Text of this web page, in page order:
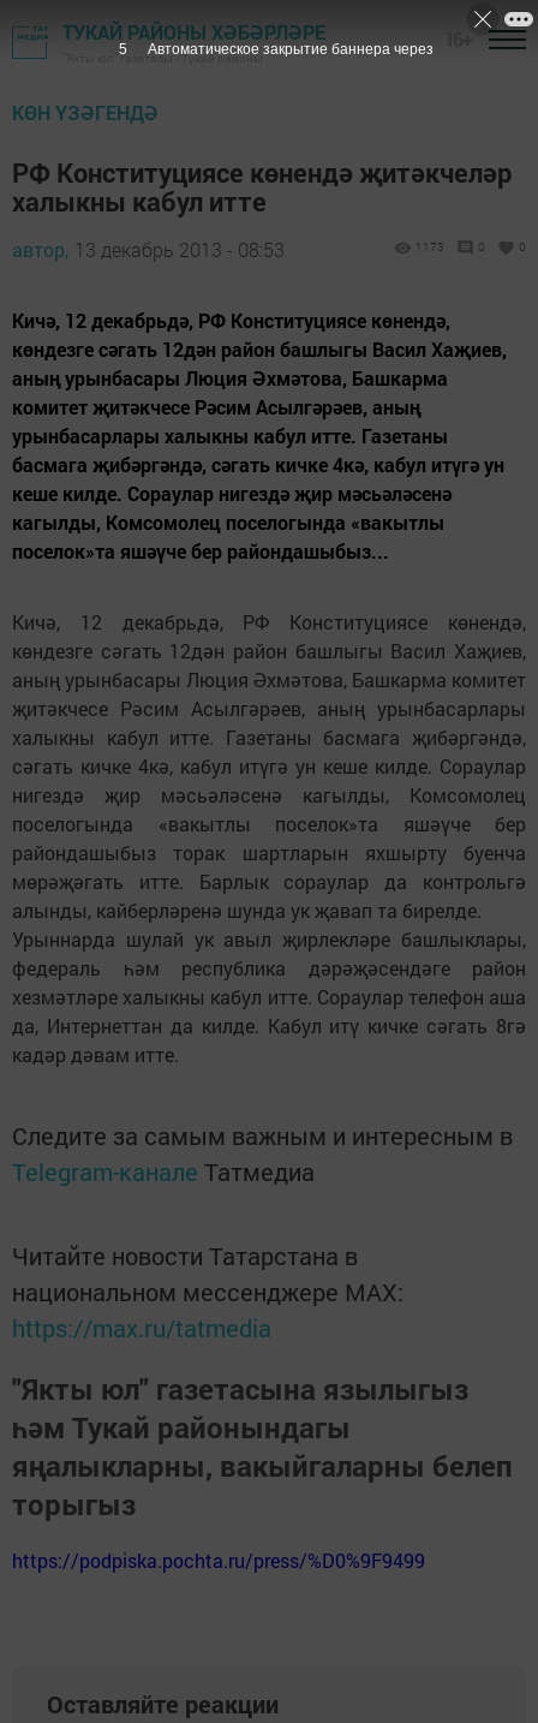
ТУКАЙ РАЙОНЫ ХӘБӘРЛӘРЕ
"Якты юл" газетасы - Тукай районы
КӨН ҮЗӘГЕНДӘ
РФ Конституциясе көнендә җитәкчеләр
халыкны кабул итте
автор, 13 декабрь 2013 - 08:53 1173 0 0
Кичә, 12 декабрьдә, РФ Конституциясе көнендә,
көндезге сәгать 12дән район башлыгы Васил Хаҗиев,
аның урынбасары Люция Әхмәтова, Башкарма
комитет җитәкчесе Рәсим Асылгәрәев, аның
урынбасарлары халыкны кабул итте. Газетаны
басмага җибәргәндә, сәгать кичке 4кә, кабул итүгә ун
кеше килде. Сораулар нигездә җир мәсьәләсенә
кагылды, Комсомолец поселогында «вакытлы
поселок»та яшәүче бер райондашыбыз...
Кичә, 12 декабрьдә, РФ Конституциясе көнендә,
көндезге сәгать 12дән район башлыгы Васил Хаҗиев,
аның урынбасары Люция Әхмәтова, Башкарма комитет
җитәкчесе Рәсим Асылгәрәев, аның урынбасарлары
халыкны кабул итте. Газетаны басмага җибәргәндә,
сәгать кичке 4кә, кабул итүгә ун кеше килде. Сораулар
нигездә җир мәсьәләсенә кагылды, Комсомолец
поселогында «вакытлы поселок»та яшәүче бер
райондашыбыз торак шартларын яхшырту буенча
мөрәҗәгать итте. Барлык сораулар да контрольгә
алынды, кайберләренә шунда ук җавап та бирелде.
Урыннарда шулай ук авыл җирлекләре башлыклары,
федераль һәм республика дәрәҗәсендәге район
хезмәтләре халыкны кабул итте. Сораулар телефон аша
да, Интернеттан да килде. Кабул итү кичке сәгать 8гә
кадәр дәвам итте.
Следите за самым важным и интересным в
Telegram-канале Татмедиа
Читайте новости Татарстана в
национальном мессенджере MАХ:
https://max.ru/tatmedia
"Якты юл" газетасына язылыгыз
һәм Тукай районындагы
яңалыкларны, вакыйгаларны белеп
торыгыз
https://podpiska.pochta.ru/press/%D0%9F9499
Оставляйте реакции
4 Автоматическое закрытие баннера через